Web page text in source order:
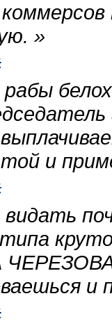
»
рабы
и
видать